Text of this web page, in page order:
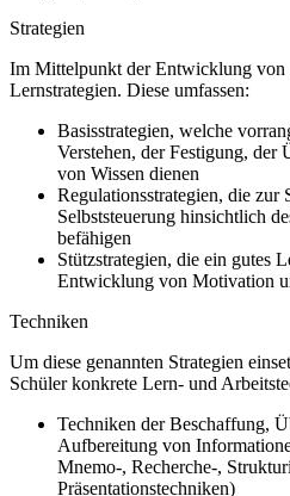
Strategien
Im Mittelpunkt der Entwicklung von
Lernstrategien. Diese umfassen:
Basisstrategien, welche
Verstehen, der Festigung,
von Wissen dienen
Regulationsstrategien, die zur
Selbststeuerung hinsichtlich
befähigen
Stützstrategien, die ein gutes
Entwicklung von Motivation
Techniken
Um diese genannten Strategien
Schüler konkrete Lern- und
Techniken der Beschaffung,
Aufbereitung von
Mnemo-, Recherche-,
Präsentationstechniken)